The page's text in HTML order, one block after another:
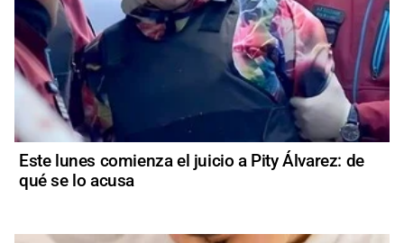
Este lunes comienza el juicio a Pity Álvarez: de
qué se lo acusa